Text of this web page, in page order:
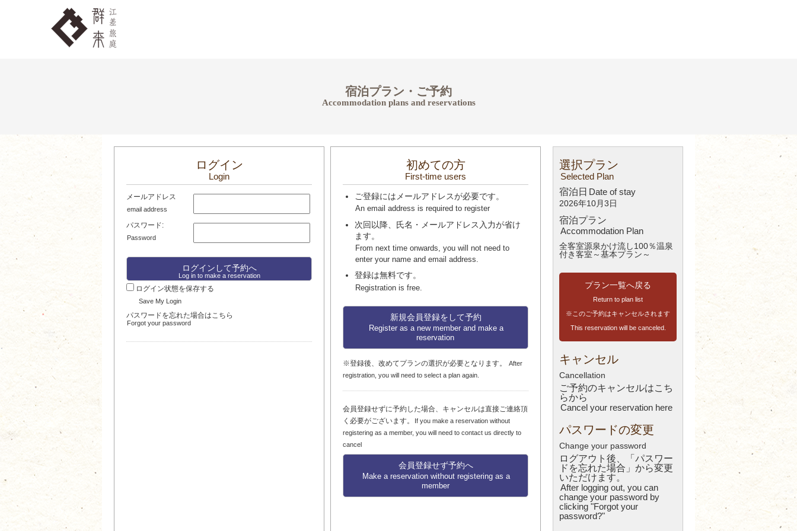
宿泊プラン・ご予約
Accommodation plans and reservations
ログイン
Login
メールアドレス
email address
パスワード:
Password
Log in to make a reservation
ログイン状態を保存する
Save My Login
パスワードを忘れた場合はこちら
Forgot your password
初めての方
First-time users
ご登録にはメールアドレスが必要です。
An email address is required to register
次回以降、氏名・メールアドレス入力が省け
ます。
From next time onwards, you will not need to
enter your name and email address.
登録は無料です。
Registration is free.
新規会員登録をして予約
Register as a new member and make a
reservation
※登録後、改めてプランの選択が必要となります。
After
registration, you will need to select a plan again.
会員登録せずに予約した場合、キャンセルは直接ご連絡頂
く必要がございます。
If you make a reservation without
registering as a member, you will need to contact us directly to
cancel
会員登録せず予約へ
Make a reservation without registering as a
member
選択プラン
Selected Plan
宿泊日 Date of stay
2026年10月3日
宿泊プラン
Accommodation Plan
全客室源泉かけ流し100％温泉
付き客室～基本プラン～
プラン一覧へ戻る
Return to plan list
※このご予約はキャンセルされます
This reservation will be canceled.
キャンセル
Cancellation
ご予約のキャンセルはこち
らから
Cancel your reservation here
パスワードの変更
Change your password
ログアウト後、「パスワー
ドを忘れた場合」から変更
いただけます。
After logging out, you can
change your password by
clicking "Forgot your
password?"